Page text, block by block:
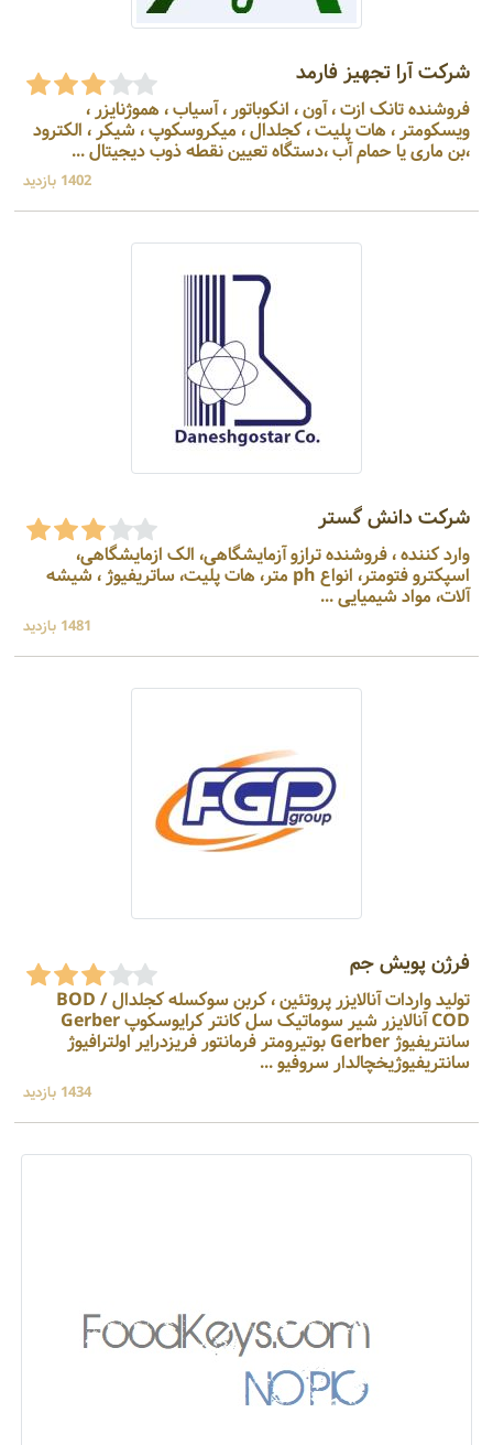
شرکت آرا تجهیز فارمد
فروشنده تانک ازت ، آون ، انکوباتور ، آسیاب ، هموژنایزر ،
ویسکومتر ، هات پلیت ، کجلدال ، میکروسکوپ ، شیکر ، الکترود
،بن ماری یا حمام آب ،دستگاه تعیین نقطه ذوب دیجیتال ...
1402 بازدید
شرکت دانش گستر
وارد کننده ، فروشنده ترازو آزمایشگاهی، الک ازمایشگاهی،
اسپکترو فتومتر، انواع ph متر، هات پلیت، ساتریفیوژ ، شیشه
آلات، مواد شیمیایی ...
1481 بازدید
فرژن پویش جم
تولید واردات آنالایزر پروتئین ، کربن سوکسله کجلدال BOD /
COD آنالایزر شیر سوماتیک سل کانتر کرایوسکوپ Gerber
سانتریفیوژ Gerber بوتیرومتر فرمانتور فریزدرایر اولترافیوژ
سانتریفیوژیخچالدار سروفیو ...
1434 بازدید